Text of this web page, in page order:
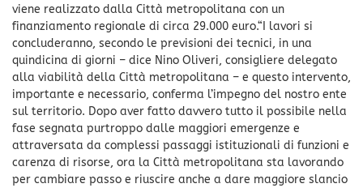
viene realizzato dalla Città metropolitana con un
finanziamento regionale di circa 29.000 euro.“I lavori si
concluderanno, secondo le previsioni dei tecnici, in una
quindicina di giorni – dice Nino Oliveri, consigliere delegato
alla viabilità della Città metropolitana – e questo intervento,
importante e necessario, conferma l’impegno del nostro ente
sul territorio. Dopo aver fatto davvero tutto il possibile nella
fase segnata purtroppo dalle maggiori emergenze e
attraversata da complessi passaggi istituzionali di funzioni e
carenza di risorse, ora la Città metropolitana sta lavorando
per cambiare passo e riuscire anche a dare maggiore slancio